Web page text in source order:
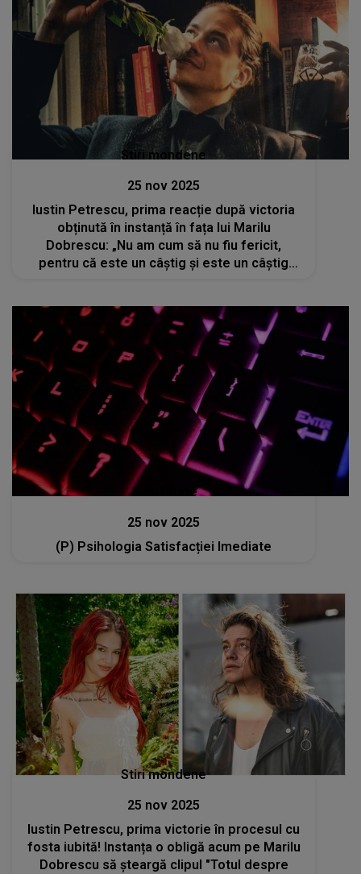
Stiri mondene
25 nov 2025
Iustin Petrescu, prima reacție după victoria
obținută în instanță în fața lui Marilu
Dobrescu: „Nu am cum să nu fiu fericit,
pentru că este un câștig și este un câștig
Actualitate
25 nov 2025
(P) Psihologia Satisfacției Imediate
Stiri mondene
25 nov 2025
Iustin Petrescu, prima victorie în procesul cu
fosta iubită! Instanța o obligă acum pe Marilu
Dobrescu să șteargă clipul "Totul despre